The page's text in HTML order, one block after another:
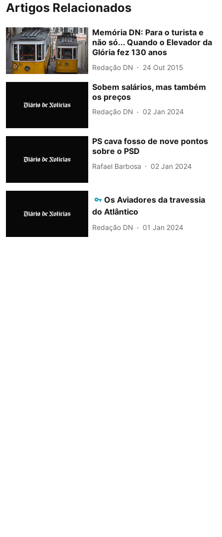
Artigos Relacionados
Memória DN: Para o turista e
não só... Quando o Elevador da
Glória fez 130 anos
Redação DN 24 Out 2015
Sobem salários, mas também
os preços
Redação DN 02 Jan 2024
PS cava fosso de nove pontos
sobre o PSD
Rafael Barbosa 02 Jan 2024
Os Aviadores da travessia
do Atlântico
Redação DN 01 Jan 2024